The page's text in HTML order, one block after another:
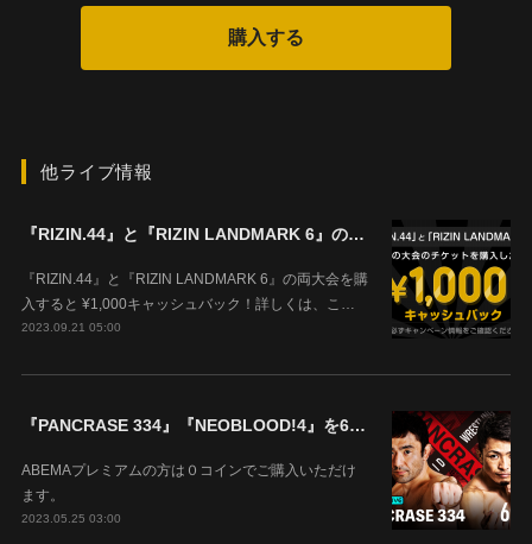
他ライブ情報
『RIZIN.44』と『RIZIN LANDMARK 6』の両大会を購入すると ¥1,000キャッシュバック！
『RIZIN.44』と『RIZIN LANDMARK 6』の両大会を購
入すると ¥1,000キャッシュバック！詳しくは、こ…
2023.09.21 05:00
『PANCRASE 334』『NEOBLOOD!4』を6月4日(日)14時00分よりABEMAで生中継！
ABEMAプレミアムの方は０コインでご購入いただけ
ます。
2023.05.25 03:00